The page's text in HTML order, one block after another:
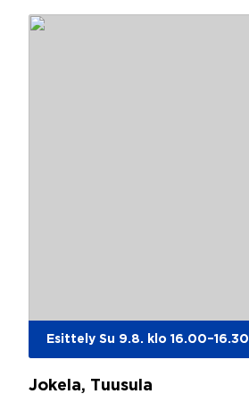
Esittely Su 9.8. klo 16.00–16.30
Jokela, Tuusula